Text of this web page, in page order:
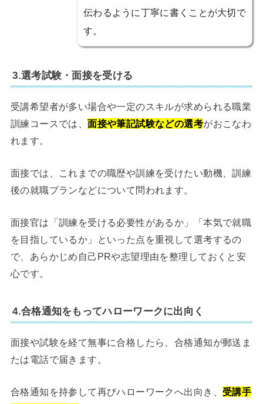
伝わるように丁寧に書くことが大切で
す。
3.選考試験・面接を受ける
受講希望者が多い場合や一定のスキルが求められる職業
訓練コースでは、面接や筆記試験などの選考がおこなわ
れます。
面接では、これまでの職歴や訓練を受けたい動機、訓練
後の就職プランなどについて問われます。
面接官は「訓練を受ける必要性があるか」「本気で就職
を目指しているか」といった点を重視して選考するの
で、あらかじめ自己PRや志望理由を整理しておくと安
心です。
4.合格通知をもってハローワークに出向く
面接や試験を経て無事に合格したら、合格通知が郵送ま
たは電話で届きます。
合格通知を持参して再びハローワークへ出向き、 受講手